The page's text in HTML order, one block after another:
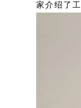
家介绍了